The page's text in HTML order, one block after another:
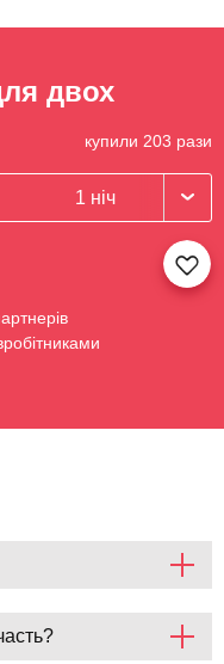
двох
купили 203 рази
1 ніч